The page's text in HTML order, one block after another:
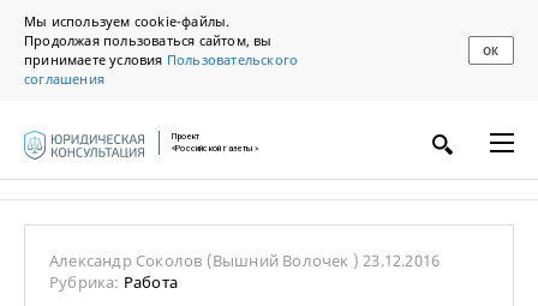
Мы используем cookie-файлы.
Продолжая пользоваться сайтом, вы
принимаете условия Пользовательского
соглашения
ОК
Проект
«Российской газеты»
Александр Соколов (Вышний Волочек )23.12.2016
Рубрика: Работа